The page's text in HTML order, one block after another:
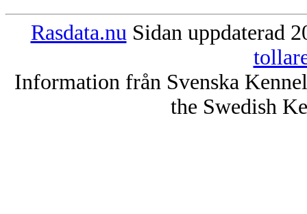
Rasdata.nu Sidan uppdaterad
Information från Svenska
the Swedish